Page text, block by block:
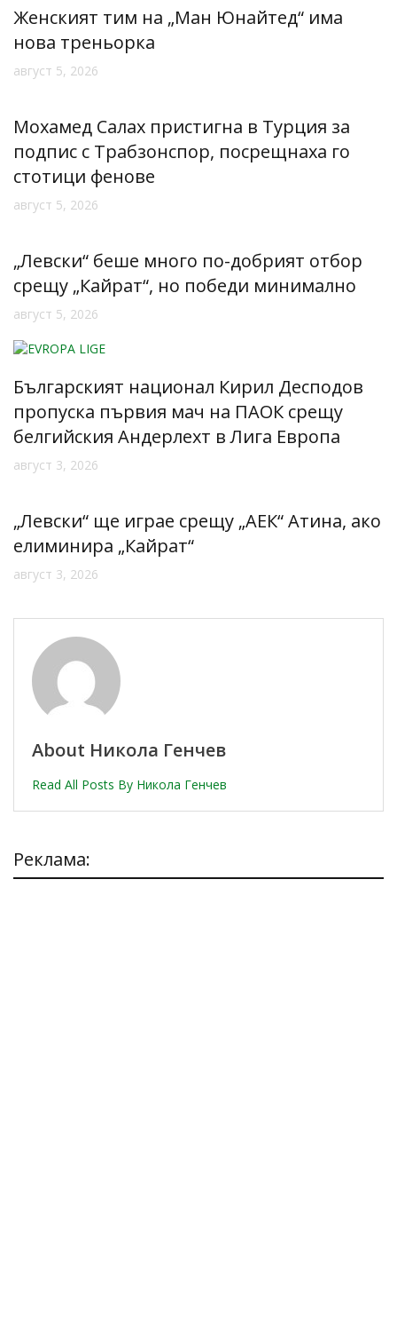
Женският тим на „Ман Юнайтед“ има
нова треньорка
август 5, 2026
Мохамед Салах пристигна в Турция за
подпис с Трабзонспор, посрещнаха го
стотици фенове
август 5, 2026
„Левски“ беше много по-добрият отбор
срещу „Кайрат“, но победи минимално
август 5, 2026
Българският национал Кирил Десподов
пропуска първия мач на ПАОК срещу
белгийския Андерлехт в Лига Европа
август 3, 2026
„Левски“ ще играе срещу „АЕК“ Атина, ако
елиминира „Кайрат“
август 3, 2026
About Никола Генчев
Read All Posts By Никола Генчев
Реклама: